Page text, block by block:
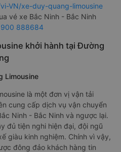
VN/xe-duy-quang-limousine
vé xe Bắc Ninh - Bắc Ninh
888684
khởi hành tại Đường
Limousine
là một đơn vị vận tải
cung cấp dịch vụ vận chuyển
Ninh - Bắc Ninh và ngược lại.
đủ tiện nghi hiện đại, đội ngũ
giàu kinh nghiệm. Chính vì vậy,
đông đảo khách hàng tin